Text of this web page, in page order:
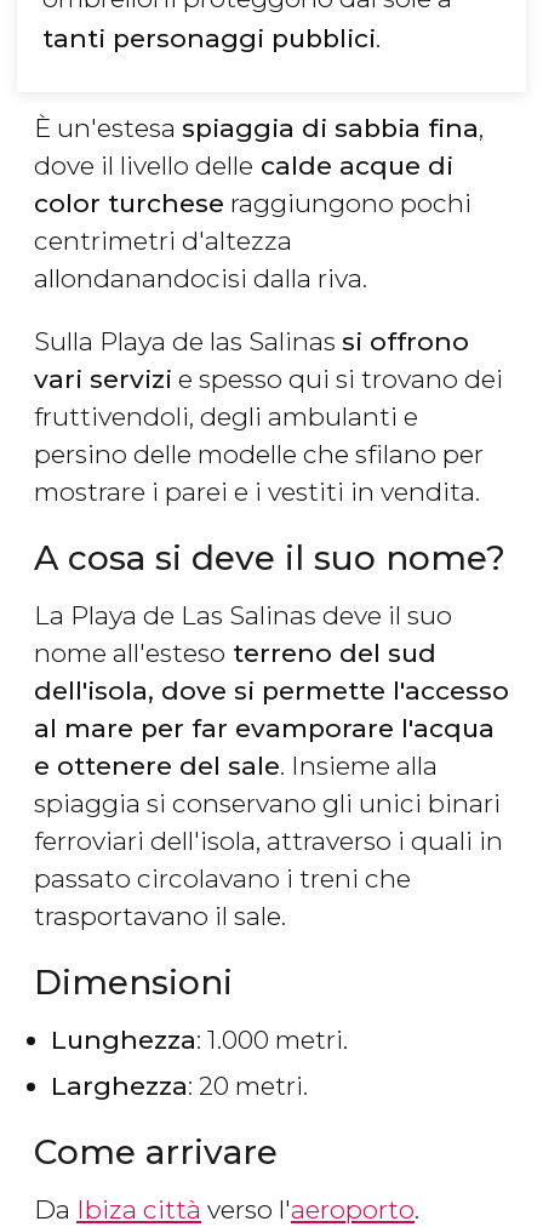
tanti personaggi pubblici.
È un'estesa spiaggia di sabbia fina,
dove il livello delle calde acque di
color turchese raggiungono pochi
centrimetri d'altezza
allondanandocisi dalla riva.
Sulla Playa de las Salinas si offrono
vari servizi e spesso qui si trovano dei
fruttivendoli, degli ambulanti e
persino delle modelle che sfilano per
mostrare i parei e i vestiti in vendita.
A cosa si deve il suo nome?
La Playa de Las Salinas deve il suo
nome all'esteso terreno del sud
dell'isola, dove si permette l'accesso
al mare per far evamporare l'acqua
e ottenere del sale. Insieme alla
spiaggia si conservano gli unici binari
ferroviari dell'isola, attraverso i quali in
passato circolavano i treni che
trasportavano il sale.
Dimensioni
Lunghezza: 1.000 metri.
Larghezza: 20 metri.
Come arrivare
Da Ibiza città verso l'aeroporto.